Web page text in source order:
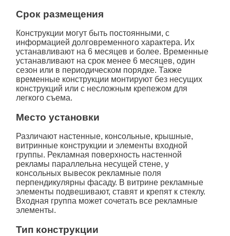
Срок размещения
Конструкции могут быть постоянными, с
информацией долговременного характера. Их
устанавливают на 6 месяцев и более. Временные
устанавливают на срок менее 6 месяцев, один
сезон или в периодическом порядке. Также
временные конструкции монтируют без несущих
конструкций или с несложным крепежом для
легкого съема.
Место установки
Различают настенные, консольные, крышные,
витринные конструкции и элементы входной
группы. Рекламная поверхность настенной
рекламы параллельна несущей стене, у
консольных вывесок рекламные поля
перпендикулярны фасаду. В витрине рекламные
элементы подвешивают, ставят и крепят к стеклу.
Входная группа может сочетать все рекламные
элементы.
Тип конструкции